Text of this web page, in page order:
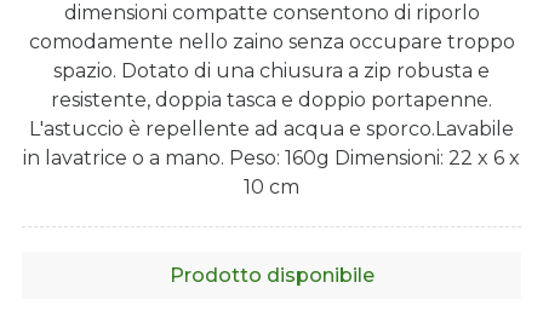
dimensioni compatte consentono di riporlo
comodamente nello zaino senza occupare troppo
spazio. Dotato di una chiusura a zip robusta e
resistente, doppia tasca e doppio portapenne.
L'astuccio è repellente ad acqua e sporco.Lavabile
in lavatrice o a mano. Peso: 160g Dimensioni: 22 x 6 x
10 cm
Prodotto disponibile